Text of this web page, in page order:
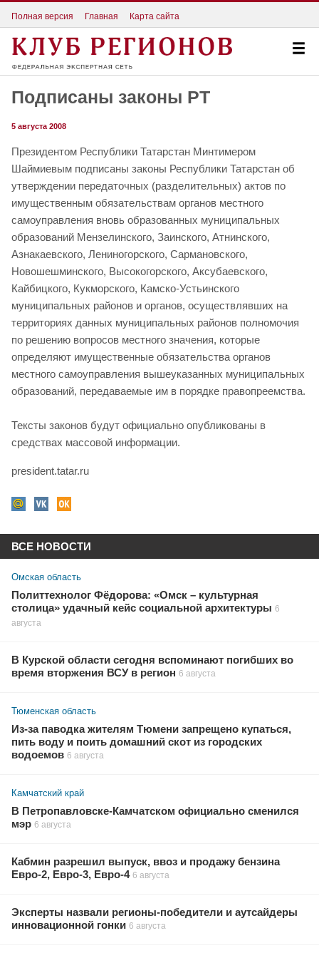
Полная версия Главная Карта сайта
Подписаны законы РТ
5 августа 2008
Президентом Республики Татарстан Минтимером
Шаймиевым подписаны законы Республики Татарстан об
утверждении передаточных (разделительных) актов по
имущественным обязательствам органов местного
самоуправления вновь образованных муниципальных
образований Мензелинского, Заинского, Атнинского,
Азнакаевского, Лениногорского, Сармановского,
Новошешминского, Высокогорского, Аксубаевского,
Кайбицкого, Кукморского, Камско-Устьинского
муниципальных районов и органов, осуществлявших на
территориях данных муниципальных районов полномочия
по решению вопросов местного значения, которые
определяют имущественные обязательства органов
местного самоуправления вышеуказанных муниципальных
образований, передаваемые им в порядке правопреемства.
Тексты законов будут официально опубликованы в
средствах массовой информации.
president.tatar.ru
ВСЕ НОВОСТИ
Омская область
Политтехнолог Фёдорова: «Омск – культурная
столица» удачный кейс социальной архитектуры 6
августа
В Курской области сегодня вспоминают погибших во
время вторжения ВСУ в регион 6 августа
Тюменская область
Из-за паводка жителям Тюмени запрещено купаться,
пить воду и поить домашний скот из городских
водоемов 6 августа
Камчатский край
В Петропавловске-Камчатском официально сменился
мэр 6 августа
Кабмин разрешил выпуск, ввоз и продажу бензина
Евро-2, Евро-3, Евро-4 6 августа
Эксперты назвали регионы-победители и аутсайдеры
инновационной гонки 6 августа